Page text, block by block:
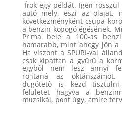
Írok egy példát. Igen
autó mely, eszi az olajat,
következményként csupa
a benzin kopogó égésének.
Príma bele a 100-as
hamarabb, mint ahogy jön a
Ha viszont a SPURI-val
csak kipattan a gyûrû a
egybõl nem lesz annyi
rontaná az
dugótetõ is kezd
felületet hagyva a
muzsikál, pont úgy, amire